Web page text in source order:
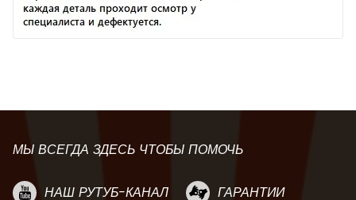
МЫ ВСЕГДА ЗДЕСЬ ЧТОБЫ ПОМОЧЬ
НАШ РУТУБ-КАНАЛ
ГАРАНТИИ